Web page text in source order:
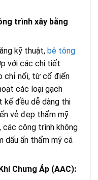
trình xây bằng
kỹ thuật, bê tông
với các chi tiết
chỉ nổi, từ cổ điển
các loại gạch
kế đều dễ dàng thi
vẻ đẹp thẩm mỹ
các công trình không
dấu ấn thẩm mỹ cá
Chưng Áp (AAC):